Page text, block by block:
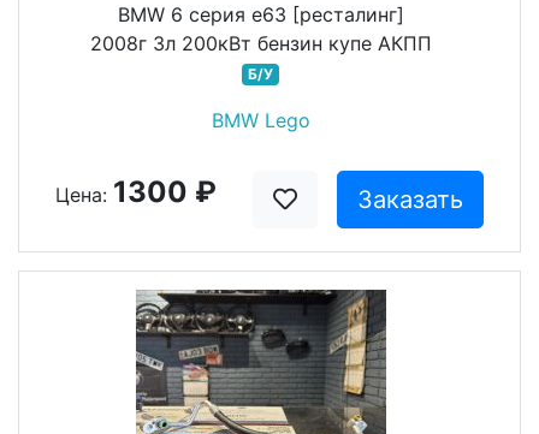
BMW 6 серия e63 [ресталинг]
2008г 3л 200кВт бензин купе АКПП
Б/У
BMW Lego
Цена: 1300 ₽ Заказать